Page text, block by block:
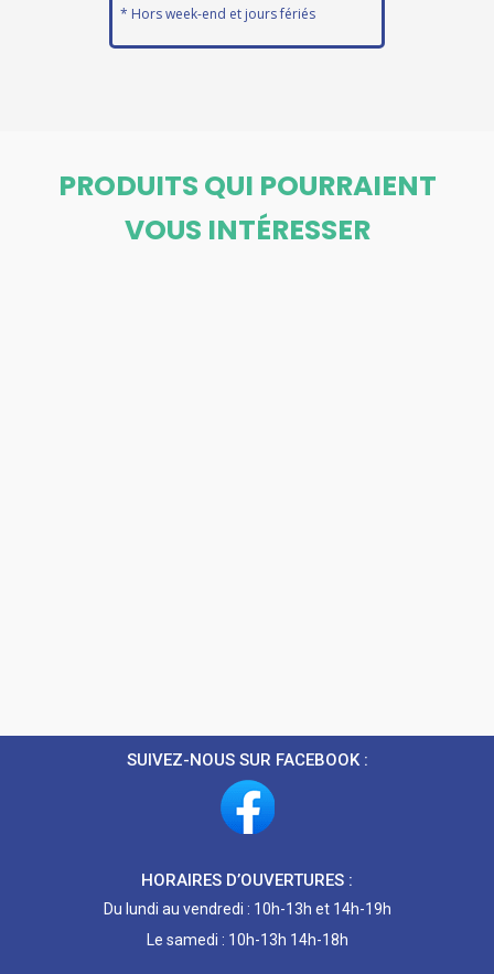
* Hors week-end et jours fériés
PRODUITS QUI POURRAIENT
VOUS INTÉRESSER
SUIVEZ-NOUS SUR FACEBOOK :
HORAIRES D’OUVERTURES :
Du lundi au vendredi : 10h-13h et 14h-19h
Le samedi : 10h-13h 14h-18h